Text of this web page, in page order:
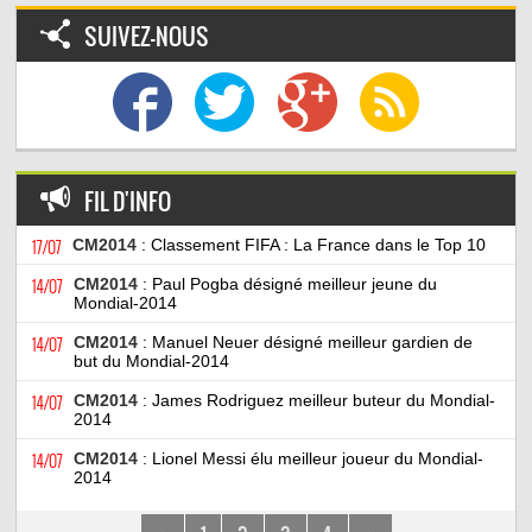
SUIVEZ-NOUS
FIL D'INFO
17/07 CM2014 : Classement FIFA : La France dans le Top 10
14/07 CM2014 : Paul Pogba désigné meilleur jeune du
Mondial-2014
14/07 CM2014 : Manuel Neuer désigné meilleur gardien de
but du Mondial-2014
14/07 CM2014 : James Rodriguez meilleur buteur du Mondial-
2014
14/07 CM2014 : Lionel Messi élu meilleur joueur du Mondial-
2014